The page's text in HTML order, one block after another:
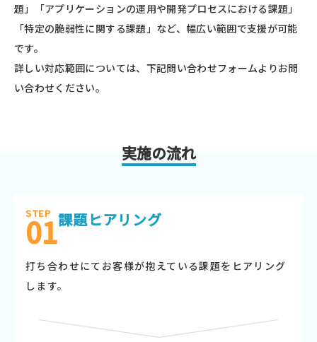
題」「アプリケーションの運用や開発プロセスにおける課題」
「特定の脆弱性に関する課題」など、幅広い範囲で支援が可能
です。
詳しい対応範囲については、下記問い合わせフォームよりお問
い合わせください。
実施の流れ
STEP
01課題ヒアリング
打ち合わせにてお客様が抱えている課題をヒアリング
します。